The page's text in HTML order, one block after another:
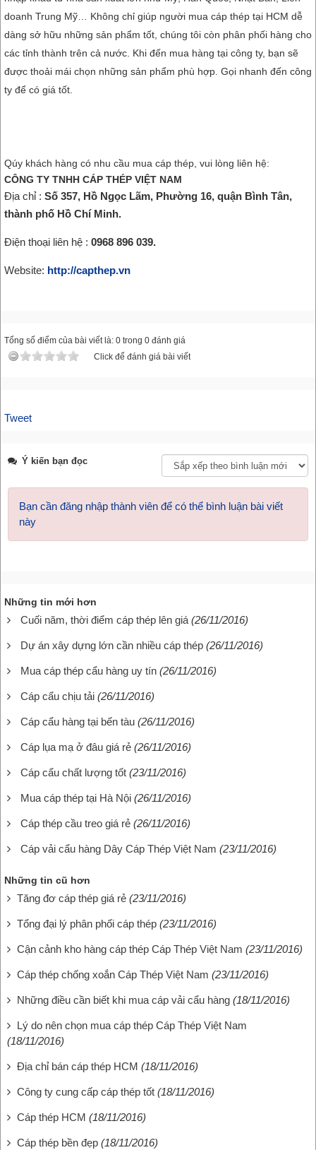
doanh Trung Mỹ… Không chỉ giúp người mua cáp thép tại HCM dễ
dàng sở hữu những sản phẩm tốt, chúng tôi còn phân phối hàng cho
các tỉnh thành trên cả nước. Khi đến mua hàng tại công ty, bạn sẽ
được thoải mái chọn những sản phẩm phù hợp. Gọi nhanh đến công
ty để có giá tốt.
Qúy khách hàng có nhu cầu mua cáp thép, vui lòng liên hệ:
CÔNG TY TNHH CÁP THÉP VIỆT NAM
Địa chỉ : Số 357, Hồ Ngọc Lãm, Phường 16, quận Bình Tân,
thành phố Hồ Chí Minh.
Điện thoại liên hệ : 0968 896 039.
Website: http://capthep.vn
Tổng số điểm của bài viết là: 0 trong 0 đánh giá
Click để đánh giá bài viết
Tweet
Ý kiến bạn đọc
Bạn cần đăng nhập thành viên để có thể bình luận bài viết
này
Những tin mới hơn
Cuối năm, thời điểm cáp thép lên giá (26/11/2016)
Dự án xây dựng lớn cần nhiều cáp thép (26/11/2016)
Mua cáp thép cẩu hàng uy tín (26/11/2016)
Cáp cẩu chịu tải (26/11/2016)
Cáp cẩu hàng tại bến tàu (26/11/2016)
Cáp lụa mạ ở đâu giá rẻ (26/11/2016)
Cáp cẩu chất lượng tốt (23/11/2016)
Mua cáp thép tại Hà Nội (26/11/2016)
Cáp thép cầu treo giá rẻ (26/11/2016)
Cáp vải cẩu hàng Dây Cáp Thép Việt Nam (23/11/2016)
Những tin cũ hơn
Tăng đơ cáp thép giá rẻ (23/11/2016)
Tổng đại lý phân phối cáp thép (23/11/2016)
Cận cảnh kho hàng cáp thép Cáp Thép Việt Nam (23/11/2016)
Cáp thép chống xoắn Cáp Thép Việt Nam (23/11/2016)
Những điều cần biết khi mua cáp vải cẩu hàng (18/11/2016)
Lý do nên chọn mua cáp thép Cáp Thép Việt Nam
(18/11/2016)
Địa chỉ bán cáp thép HCM (18/11/2016)
Công ty cung cấp cáp thép tốt (18/11/2016)
Cáp thép HCM (18/11/2016)
Cáp thép bền đẹp (18/11/2016)